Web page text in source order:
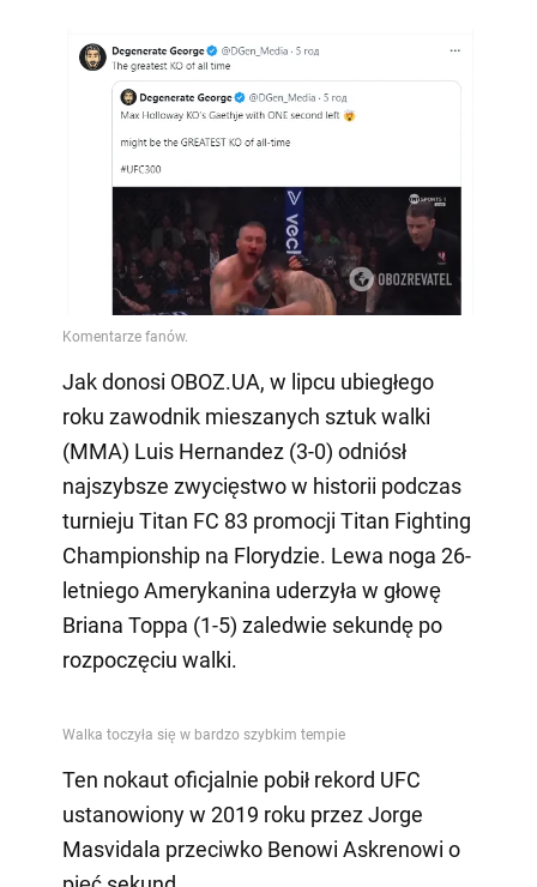
Jak donosi OBOZ.UA, w lipcu ubiegłego
roku zawodnik mieszanych sztuk walki
(MMA) Luis Hernandez (3-0) odniósł
najszybsze zwycięstwo w historii podczas
turnieju Titan FC 83 promocji Titan Fighting
Championship na Florydzie. Lewa noga 26-
letniego Amerykanina uderzyła w głowę
Briana Toppa (1-5) zaledwie sekundę po
rozpoczęciu walki.
Ten nokaut oficjalnie pobił rekord UFC
ustanowiony w 2019 roku przez Jorge
Masvidala przeciwko Benowi Askrenowi o